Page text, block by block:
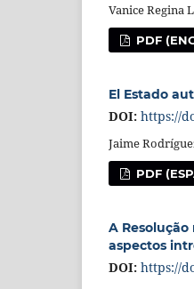
Vanice Regina
PDF
El Estado
DOI: https://
Jaime
PDF
A
aspectos
DOI: https://